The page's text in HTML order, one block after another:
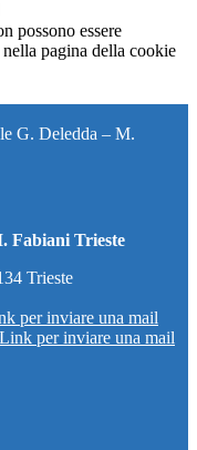
possono essere
pagina della cookie
G. Deledda – M.
Fabiani Trieste
Trieste
per inviare una mail
Link per inviare una mail